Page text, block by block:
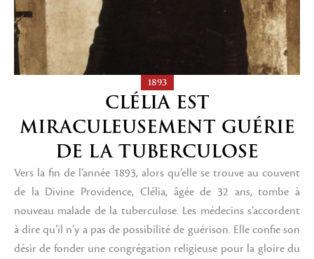
1893
CLÉLIA EST
MIRACULEUSEMENT GUÉRIE
DE LA TUBERCULOSE
Vers la fin de l’année 1893, alors qu’elle se trouve au couvent
de la Divine Providence, Clélia, âgée de 32 ans, tombe à
nouveau malade de la tuberculose. Les médecins s’accordent
à dire qu’il n’y a pas de possibilité de guérison. Elle confie son
désir de fonder une congrégation religieuse pour la gloire du